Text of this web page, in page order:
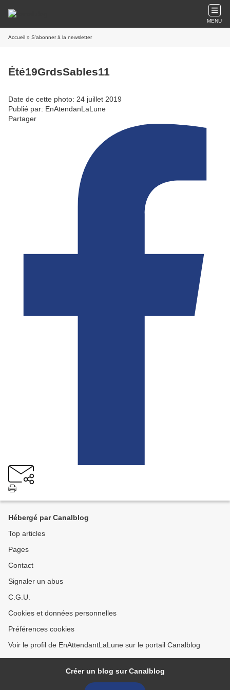
MENU
Accueil » S'abonner à la newsletter
Été19GrdsSables11
Date de cette photo: 24 juillet 2019
Publié par: EnAtendanLaLune
Partager
Hébergé par Canalblog
Top articles
Pages
Contact
Signaler un abus
C.G.U.
Cookies et données personnelles
Préférences cookies
Voir le profil de EnAttendantLaLune sur le portail Canalblog
Créer un blog sur Canalblog